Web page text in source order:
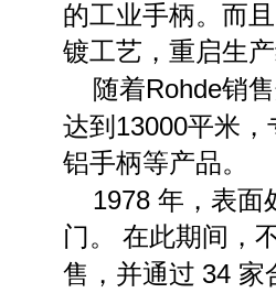
的工业手柄。而
镀工艺，重启生
随着Rohde销
达到 13000平米，
铝手柄等产品。
1978 年，表面
门。 在此期间，
售，并通过 34 家